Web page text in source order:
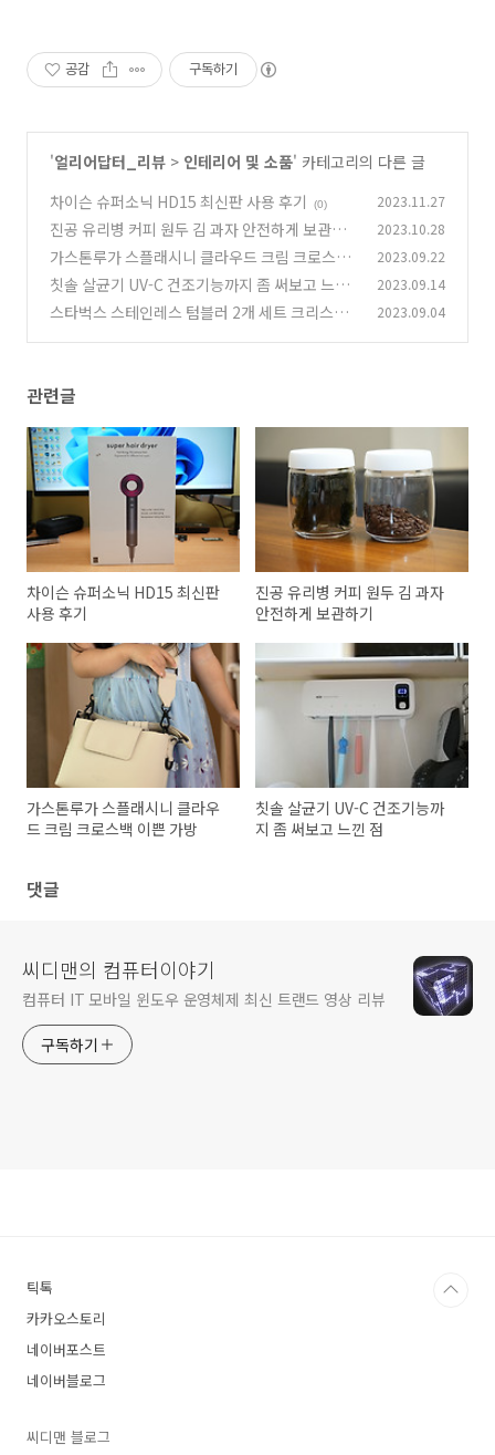
공감 구독하기
'얼리어답터_리뷰 > 인테리어 및 소품' 카테고리의 다른 글
차이슨 슈퍼소닉 HD15 최신판 사용 후기
(0) 2023.11.27
진공 유리병 커피 원두 김 과자 안전하게 보관하
기 (0)
2023.10.28
가스톤루가 스플래시니 클라우드 크림 크로스백
이쁜 가방
(0)
2023.09.22
칫솔 살균기 UV-C 건조기능까지 좀 써보고 느낀
점
(1)
2023.09.14
스타벅스 스테인레스 텀블러 2개 세트 크리스마
2023.09.04
관련글
차이슨 슈퍼소닉 HD15 최신판
사용 후기
진공 유리병 커피 원두 김 과자
안전하게 보관하기
가스톤루가 스플래시니 클라우
드 크림 크로스백 이쁜 가방
칫솔 살균기 UV-C 건조기능까
지 좀 써보고 느낀 점
댓글
씨디맨의 컴퓨터이야기
컴퓨터 IT 모바일 윈도우 운영체제 최신 트랜드 영상 리뷰
구독하기
틱톡
카카오스토리
네이버포스트
네이버블로그
씨디맨 블로그